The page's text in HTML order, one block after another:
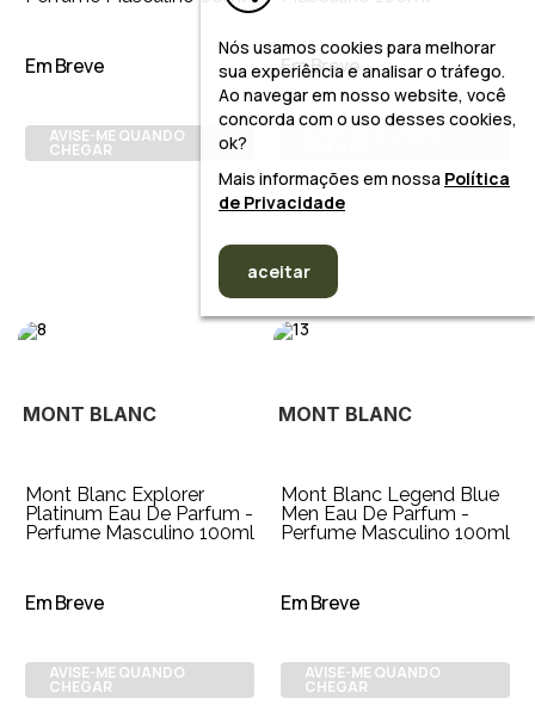
Em Breve
AVISE-ME QUANDO
CHEGAR
Em Breve
MONT BLANC
Mont Blanc Explorer
Platinum Eau De Parfum -
Perfume Masculino 100ml
Em Breve
AVISE-ME QUANDO
CHEGAR
MONT BLANC
Mont Blanc Legend Blue
Men Eau De Parfum -
Perfume Masculino 100ml
Em Breve
AVISE-ME QUANDO
CHEGAR
Nós usamos cookies para melhorar
sua experiência e analisar o tráfego.
Ao navegar em nosso website, você
concorda com o uso desses cookies,
ok?
Mais informações em nossa Política
de Privacidade
aceitar